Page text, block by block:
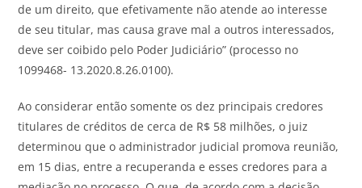
de um direito, que efetivamente não atende ao interesse
de seu titular, mas causa grave mal a outros interessados,
deve ser coibido pelo Poder Judiciário” (processo no
1099468- 13.2020.8.26.0100).
Ao considerar então somente os dez principais credores
titulares de créditos de cerca de R$ 58 milhões, o juiz
determinou que o administrador judicial promova reunião,
em 15 dias, entre a recuperanda e esses credores para a